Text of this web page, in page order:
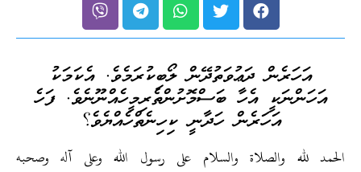
އަހަރެން ދަޢުވަތުދޭން ލޯބިކުރަމެވެ. އެކަމަކު
އަހަންނަކީ އެހާ ބަސްމޮށުންތެރިމީހެއްނޫނެވެ. ފަހެ
އަހަރެން ހަދާނީ ކިހިނެތްހެއްޔެވެ؟
الحمد لله والصلاة والسلام على رسول الله وعلى آله وصحبه